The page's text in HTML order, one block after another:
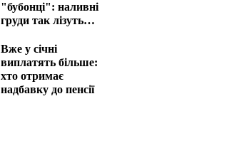
"бубонці": наливні
груди так лізуть
Вже у січні
виплатять більше:
хто отримає
надбавку до пенсії